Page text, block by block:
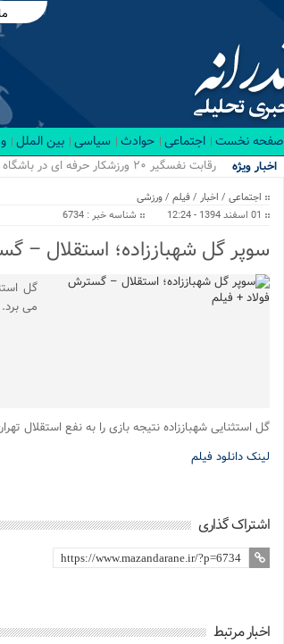
صفحه نخست اجتماعی حوادث سیاسی بین الملل
اخبار ویژه رقابت نفسگیر ۲۰ ورزشکار حرفه ای در باشگاه RX بابل/ قهرمانان کراسفیت شهرستان بابل...
اجتماعی / اخبار /فیلم /ورزشی
01 اسفند 1394 - 12:24
شناسه خبر : 6734
سوپر گل شهباززاده؛ استقلال –
گل
می برد.
گل استثنایی شهباززاده نتیجه بازی را به نفع استقلال
لینک دانلود فیلم
اشتراک گذاری
اخبار مرتبط